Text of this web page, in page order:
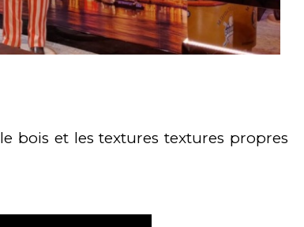
bois et les textures textures propres